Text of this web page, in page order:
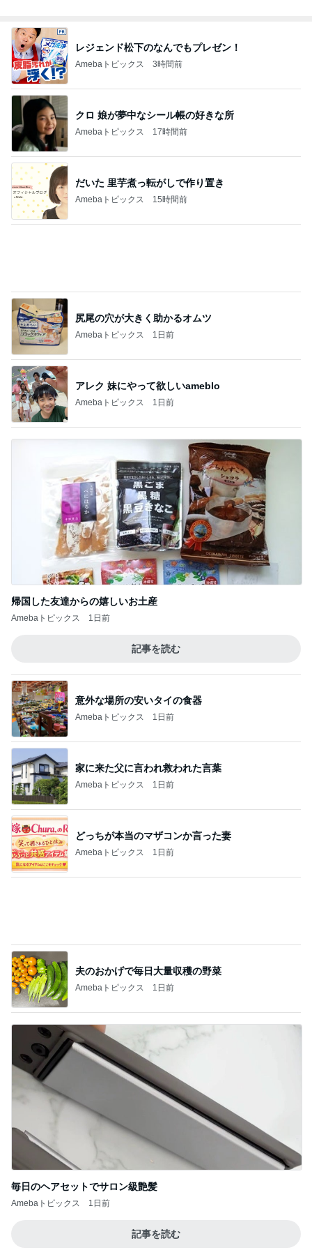
意外な場所の安いタイの食器
Amebaトピックス 1日前
家に来た父に言われ救われた言葉
Amebaトピックス 1日前
どっちが本当のマザコンか言った妻
Amebaトピックス 1日前
夫のおかげで毎日大量収穫の野菜
Amebaトピックス 1日前
毎日のヘアセットでサロン級艶髪
Amebaトピックス 1日前
記事を読む
Amebaトピックス 10時間前
毎日大変な子供達のランチの準備
Amebaトピックス 15時間前
一生食べたいと思った豪華な蕎麦
Amebaトピックス 11時間前
いつまでもアツアツな酸辣湯麺
Amebaトピックス
記事を読む
Amebaトピックス 10時間前